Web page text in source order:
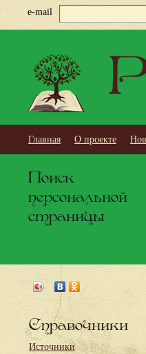
e-mail
Главная О проекте
Поиск
персональной
страницы
Справочники
Источники